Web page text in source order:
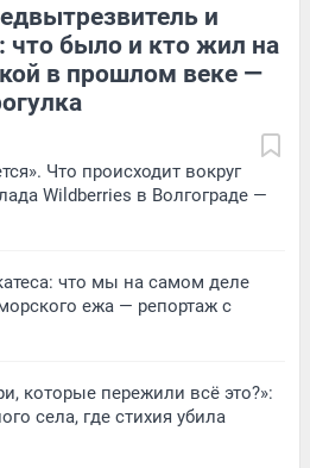
19
и
было и кто жил на
в прошлом веке —
Что происходит вокруг
Wildberries в Волгограде —
что мы на самом деле
ежа — репортаж с
которые пережили всё это?»:
села, где стихия убила